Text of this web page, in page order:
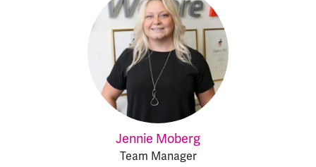
Jennie Moberg
Team Manager